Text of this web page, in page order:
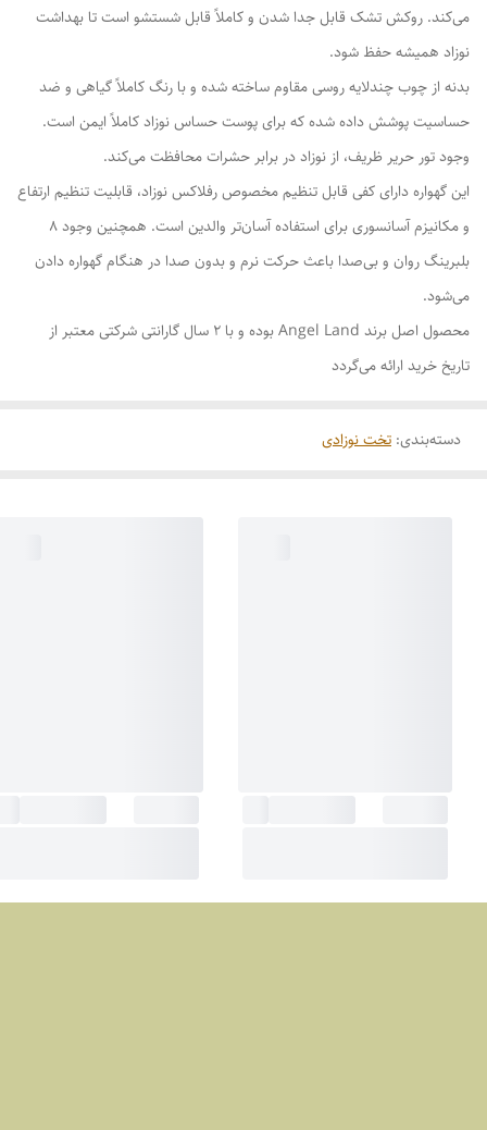
می‌کند. روکش تشک قابل جدا شدن و کاملاً قابل شستشو است تا بهداشت
نوزاد همیشه حفظ شود.
بدنه از چوب چندلایه روسی مقاوم ساخته شده و با رنگ کاملاً گیاهی و ضد
حساسیت پوشش داده شده که برای پوست حساس نوزاد کاملاً ایمن است.
وجود تور حریر ظریف، از نوزاد در برابر حشرات محافظت می‌کند.
این گهواره دارای کفی قابل تنظیم مخصوص رفلاکس نوزاد، قابلیت تنظیم ارتفاع
و مکانیزم آسانسوری برای استفاده آسان‌تر والدین است. همچنین وجود ۸
بلبرینگ روان و بی‌صدا باعث حرکت نرم و بدون صدا در هنگام گهواره دادن
می‌شود.
محصول اصل برند Angel Land بوده و با ۲ سال گارانتی شرکتی معتبر از
تاریخ خرید ارائه می‌گردد
دسته‌بندی: تخت نوزادی